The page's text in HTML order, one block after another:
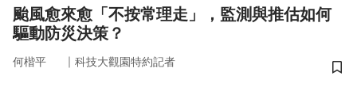
颱風愈來愈「不按常理走」，監測與推估如何
驅動防災決策？
何楷平 ｜ 科技大觀園特約記者
儲